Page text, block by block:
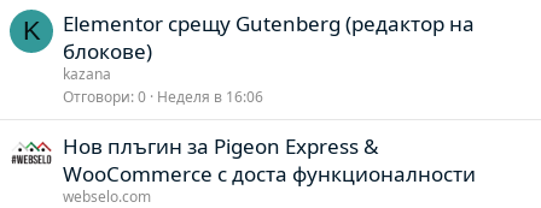
K
Elementor срещу Gutenberg (редактор на
блокове)
kazana
Отговори 0 Неделя в 16:06
Нов плъгин за Pigeon Express &
WooCommerce с доста функционалности
webselo.com